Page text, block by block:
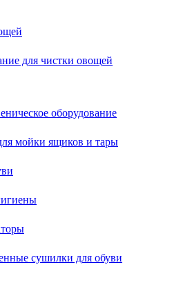
для чистки овощей
оборудование
мойки ящиков и тары
сушилки для обуви